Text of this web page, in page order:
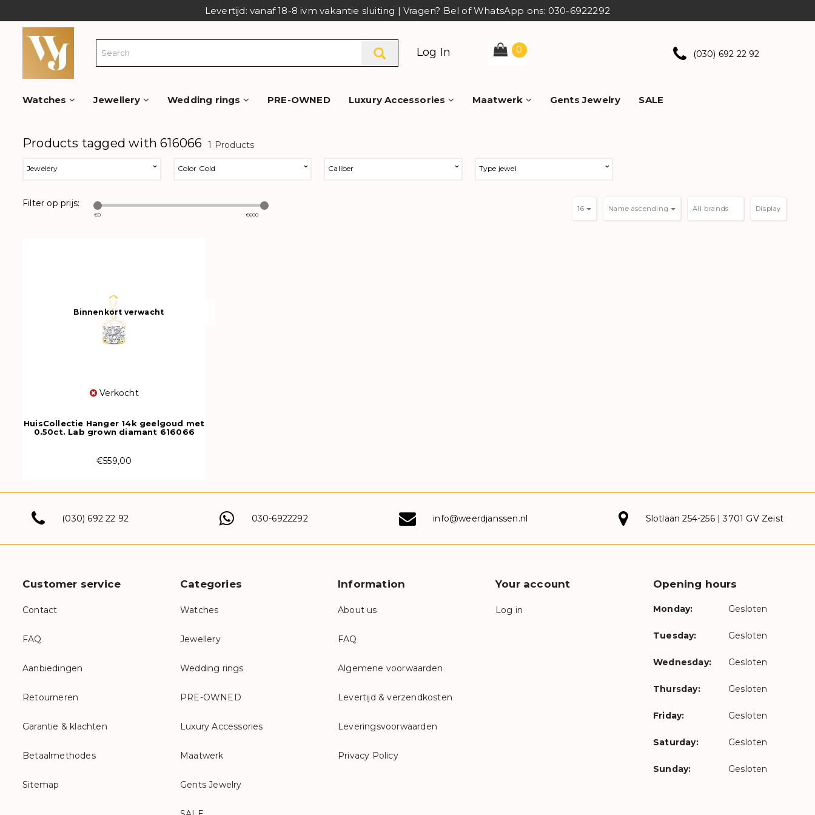
Levertijd: vanaf 18-8 ivm vakantie sluiting | Vragen? Bel of WhatsApp ons: 030-6922292
Log In 0 (030) 692 22 92
Watches Jewellery Wedding rings PRE-OWNED Luxury Accessories Maatwerk Gents Jewelry SALE
Products tagged with 616066 1 Products
Jewelery Color Gold Caliber Type jewel
Filter op prijs:
€0 €600
Display
Name ascending
16
Binnenkort verwacht
Verkocht
HuisCollectie Hanger 14k geelgoud met
0.50ct. Lab grown diamant 616066
€559,00
(030) 692 22 92 030-6922292 info@weerdjanssen.nl Slotlaan 254-256 | 3701 GV Zeist
Customer service
Contact
FAQ
Aanbiedingen
Retourneren
Garantie & klachten
Betaalmethodes
Sitemap
Categories
Watches
Jewellery
Wedding rings
PRE-OWNED
Luxury Accessories
Maatwerk
Gents Jewelry
Information
About us
FAQ
Algemene voorwaarden
Levertijd & verzendkosten
Leveringsvoorwaarden
Privacy Policy
Your account
Log in
Opening hours
Monday: Gesloten
Tuesday: Gesloten
Wednesday: Gesloten
Thursday: Gesloten
Friday: Gesloten
Saturday: Gesloten
Sunday: Gesloten